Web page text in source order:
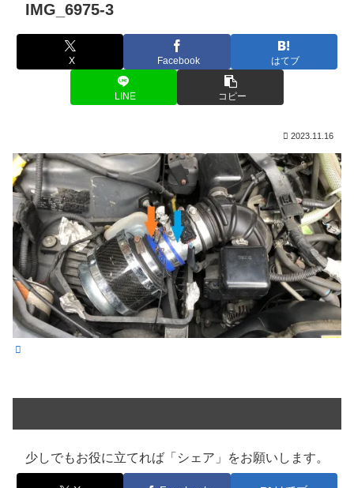
IMG_6975-3
X Facebook はてブ
LINE コピー
2023.11.16
少しでもお役に立てれば「シェア」をお願いします。